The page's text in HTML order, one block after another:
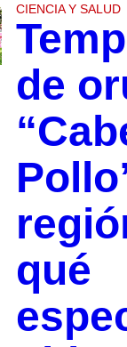
CIENCIA Y SALUD
de
qué